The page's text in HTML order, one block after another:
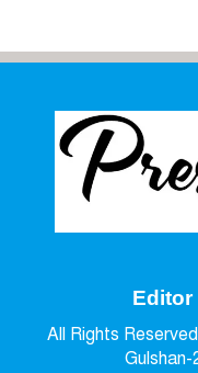
Editor
All Rights